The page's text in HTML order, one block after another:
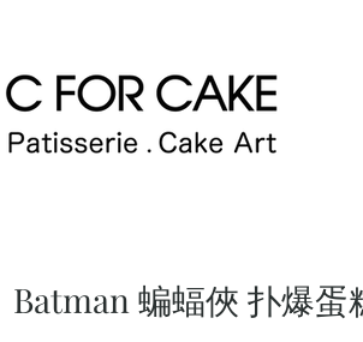
Batman 蝙蝠俠 扑爆蛋